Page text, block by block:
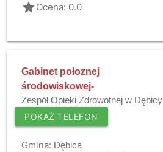
gradeOcena: 0.0
Gabinet połoznej
środowiskowej-
Zespół Opieki Zdrowotnej w Dębicy
POKAŻ TELEFON
Gmina: Dębica